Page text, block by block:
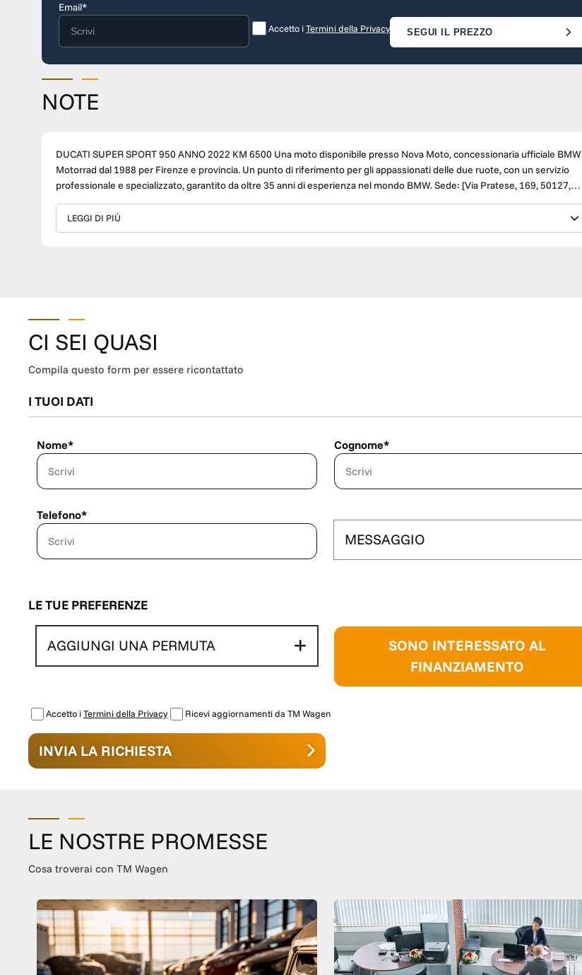
Email*
Accetto iTermini della Privacy SEGUI IL PREZZO
NOTE
DUCATI SUPER SPORT 950 ANNO 2022 KM 6500 Una moto disponibile presso Nova Moto, concessionaria ufficiale BMW
Motorrad dal 1988 per Firenze e provincia. Un punto di riferimento per gli appassionati delle due ruote, con un servizio
professionale e specializzato, garantito da oltre 35 anni di esperienza nel mondo BMW. Sede: [Via Pratese, 169, 50127,
Firenze] Responsabile / Direttore Vendite: [ Marco Giallombardo ] WhatsApp: +39 [333 9684900] Consulente Vendite: [
Linda Fantoni ] WhatsApp: +39 [ 333 9684700 ] Consulente Vendite: [ Matteo BIsconti ] WhatsApp: +39 [ 329 4609232 ]
Tel. sede: [ 055 410151 ] È possibile creare soluzioni di finanziamento personalizzate in base alle vostre esigenze. Nota
LEGGI DI PIÙ
CI SEI QUASI
Compila questo form per essere ricontattato
I TUOI DATI
Nome* Cognome*
Telefono*
MESSAGGIO
LE TUE PREFERENZE
AGGIUNGI UNA PERMUTA
SONO INTERESSATO AL
FINANZIAMENTO
Accetto iTermini della Privacy Ricevi aggiornamenti da TM Wagen
INVIA LA RICHIESTA
LE NOSTRE PROMESSE
Cosa troverai con TM Wagen